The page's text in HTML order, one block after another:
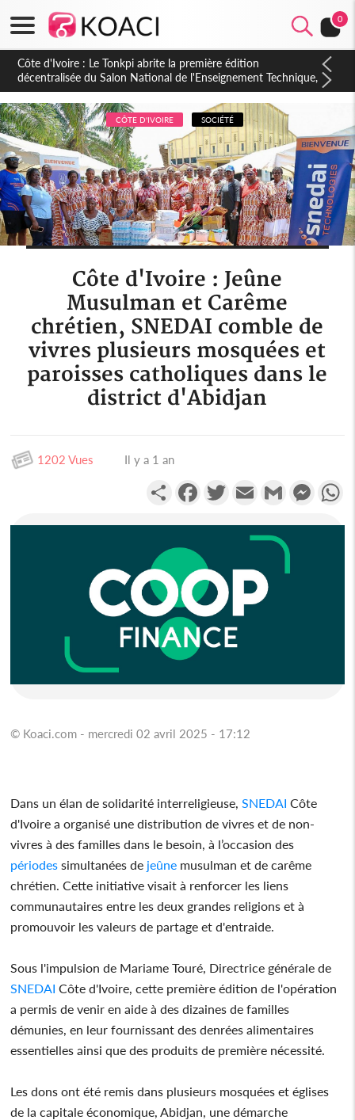
0
Côte d'Ivoire : PPA-CI, Gbagbo délègue une partie de ses
prérogatives de président à 05 cadres, vers sa retraite
politique ?
CÔTE D'IVOIRE SOCIÉTÉ
Côte d'Ivoire : Jeûne
Musulman et Carême
chrétien, SNEDAI comble de
vivres plusieurs mosquées et
paroisses catholiques dans le
district d'Abidjan
1202 Vues Il y a 1 an
PartagerFacebookTwitterEmail Gmail
© Koaci.com - mercredi 02 avril 2025 - 17:12
Dans un élan de solidarité interreligieuse, SNEDAI Côte
d'Ivoire a organisé une distribution de vivres et de non-
vivres à des familles dans le besoin, à l’occasion des
périodes simultanées de jeûne musulman et de carême
chrétien. Cette initiative visait à renforcer les liens
communautaires entre les deux grandes religions et à
promouvoir les valeurs de partage et d'entraide.
Sous l'impulsion de Mariame Touré, Directrice générale de
SNEDAI Côte d'Ivoire, cette première édition de l'opération
a permis de venir en aide à des dizaines de familles
démunies, en leur fournissant des denrées alimentaires
essentielles ainsi que des produits de première nécessité.
Les dons ont été remis dans plusieurs mosquées et églises
de la capitale économique, Abidjan, une démarche